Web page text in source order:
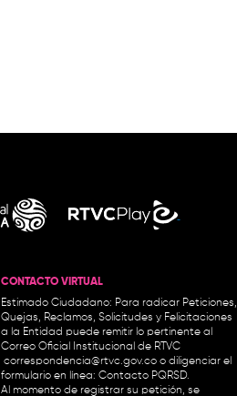
CONTACTO VIRTUAL
Estimado Ciudadano: Para radicar Peticiones,
Quejas, Reclamos, Solicitudes y Felicitaciones
a la Entidad puede remitir lo pertinente al
Correo Oficial Institucional de RTVC
correspondencia@rtvc.gov.co o diligenciar el
formulario en línea: Contacto PQRSD.
Al momento de registrar su petición, se